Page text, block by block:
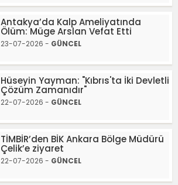
Antakya’da Kalp Ameliyatında
Ölüm: Müge Arslan Vefat Etti
23-07-2026 - GÜNCEL
Hüseyin Yayman: "Kıbrıs'ta İki Devletli
Çözüm Zamanıdır"
22-07-2026 - GÜNCEL
TİMBİR’den BİK Ankara Bölge Müdürü
Çelik’e ziyaret
22-07-2026 - GÜNCEL